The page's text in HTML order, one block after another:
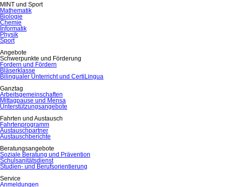
MINT und Sport
Mathematik
Biologie
Chemie
Informatik
Physik
Sport
Angebote
Schwerpunkte und Förderung
Fordern und Fördern
Bläserklasse
Bilingualer Unterricht und CertiLingua
Ganztag
Arbeitsgemeinschaften
Mittagpause und Mensa
Unterstützungsangebote
Fahrten und Austausch
Fahrtenprogramm
Austauschpartner
Austauschberichte
Beratungsangebote
Soziale Beratung und Prävention
Schulsanitätsdienst
Studien- und Berufsorientierung
Service
Anmeldungen